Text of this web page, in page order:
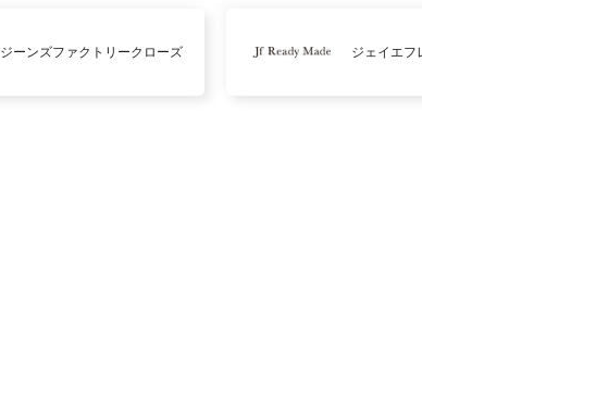
ジーンズファクトリークローズ ジェイエフレディメイド